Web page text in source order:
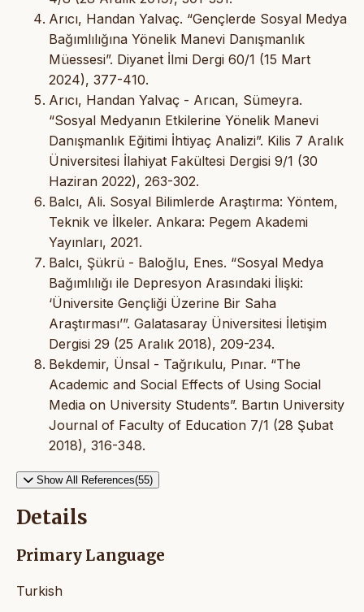
Arıcı, Handan Yalvaç. “Gençlerde Sosyal Medya
Bağımlılığına Yönelik Manevi Danışmanlık
Müessesi”. Diyanet İlmi Dergi 60/1 (15 Mart
2024), 377-410.
Arıcı, Handan Yalvaç - Arıcan, Sümeyra.
“Sosyal Medyanın Etkilerine Yönelik Manevi
Danışmanlık Eğitimi İhtiyaç Analizi”. Kilis 7 Aralık
Üniversitesi İlahiyat Fakültesi Dergisi 9/1 (30
Haziran 2022), 263-302.
Balcı, Ali. Sosyal Bilimlerde Araştırma: Yöntem,
Teknik ve İlkeler. Ankara: Pegem Akademi
Yayınları, 2021.
Balcı, Şükrü - Baloğlu, Enes. “Sosyal Medya
Bağımlılığı ile Depresyon Arasındaki İlişki:
‘Üniversite Gençliği Üzerine Bir Saha
Araştırması’”. Galatasaray Üniversitesi İletişim
Dergisi 29 (25 Aralık 2018), 209-234.
Bekdemir, Ünsal - Tağrıkulu, Pınar. “The
Academic and Social Effects of Using Social
Media on University Students”. Bartın University
Journal of Faculty of Education 7/1 (28 Şubat
2018), 316-348.
Show All References(55)
Details
Primary Language
Turkish